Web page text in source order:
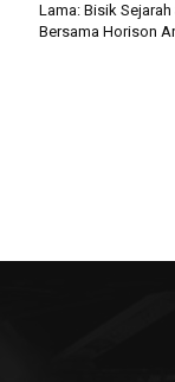
Lama: Bisik Sejarah
Bersama Horison